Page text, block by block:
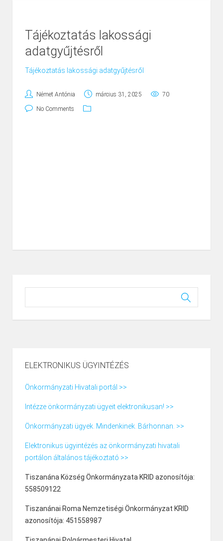
Tájékoztatás lakossági
adatgyűjtésről
Tájékoztatás lakossági adatgyűjtésről
Német Antónia március 31, 2025 70
No Comments
ELEKTRONIKUS ÜGYINTÉZÉS
Önkormányzati Hivatali portál >>
Intézze önkormányzati ügyeit elektronikusan! >>
Önkormányzati ügyek. Mindenkinek. Bárhonnan. >>
Elektronikus ügyintézés az önkormányzati hivatali
portálon általános tájékoztató >>
Tiszanána Község Önkormányzata KRID azonosítója:
558509122
Tiszanánai Roma Nemzetiségi Önkormányzat KRID
azonosítója: 451558987